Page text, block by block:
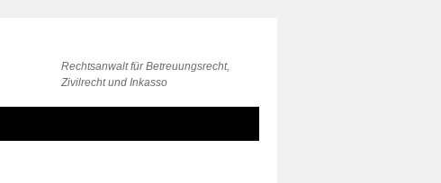
Rechtsanwalt für Betreuungsrecht,
Zivilrecht und Inkasso